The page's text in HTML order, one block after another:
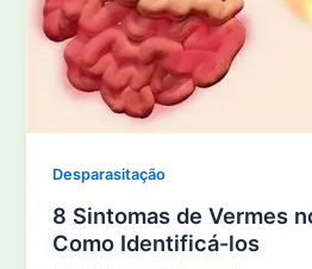
Desparasitação
8 Sintomas de Vermes
Como Identificá-los